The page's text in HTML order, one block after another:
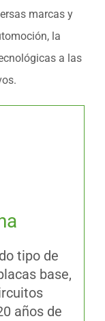
marcas y
la
a las
tipo de
base,
años de